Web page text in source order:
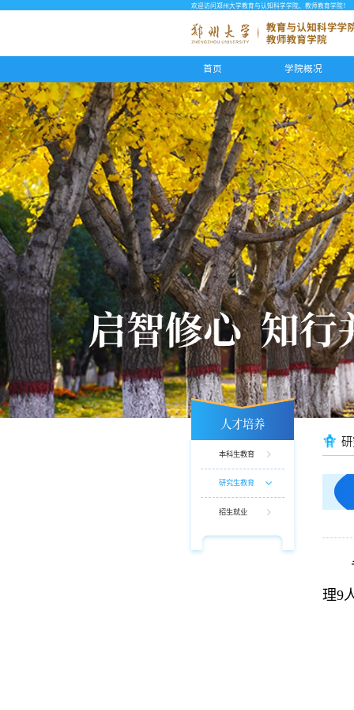
欢迎访问郑州大学教育与认知科学学院、教师教育学院！
首页 学院概况
人才培养
本科生教育
研究生教育
招生就业
理9